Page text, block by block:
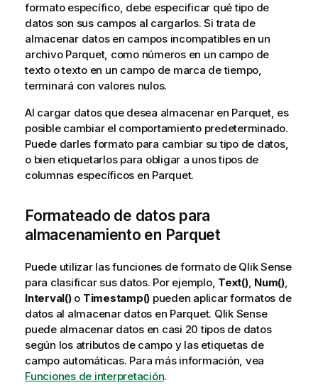
formato específico, debe especificar qué tipo de
datos son sus campos al cargarlos. Si trata de
almacenar datos en campos incompatibles en un
archivo Parquet, como números en un campo de
texto o texto en un campo de marca de tiempo,
terminará con valores nulos.
Al cargar datos que desea almacenar en Parquet, es
posible cambiar el comportamiento predeterminado.
Puede darles formato para cambiar su tipo de datos,
o bien etiquetarlos para obligar a unos tipos de
columnas específicos en Parquet.
Formateado de datos para
almacenamiento en Parquet
Puede utilizar las funciones de formato de Qlik Sense
para clasificar sus datos. Por ejemplo, Text(), Num(),
Interval()o Timestamp() pueden aplicar formatos de
datos al almacenar datos en Parquet. Qlik Sense
puede almacenar datos en casi 20 tipos de datos
según los atributos de campo y las etiquetas de
campo automáticas. Para más información, vea
Funciones de interpretación.